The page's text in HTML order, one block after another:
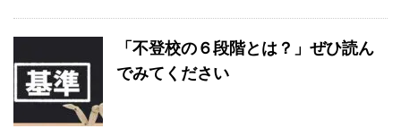
「不登校の６段階とは？」ぜひ読ん
でみてください